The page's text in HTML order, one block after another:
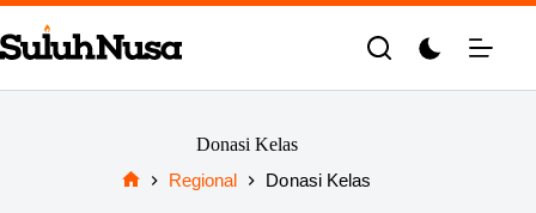
Skip
to
content
Donasi Kelas
Regional Donasi Kelas